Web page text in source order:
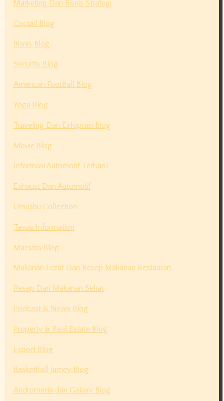
Marketing Dan Bisnis Strategi
Coctail Blog
Bisnis Blog
Security Blog
American FootBall Blog
Yoga Blog
Traveling Dan Exloprasi Blog
Movie Blog
Informasi Automotif Terbaru
Exhaust Dan Automotif
Umushu Collection
Texas Information
Maestro Blog
Makanan Lezat Dan Resep Makanan Restauran
Resep Dan Makanan Sehat
Podcast & News Blog
Property & Real Estate Blog
Esport Blog
BasketBall Jurney Blog
Andromeda dan Galaxy Blog